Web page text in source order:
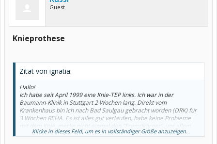
Guest
Knieprothese
Zitat von ignatia:
Hallo!
Ich habe seit April 1999 eine Knie-TEP links. Ich war in der
Baumann-Klinik in Stuttgart 2 Wochen lang. Direkt vom
Krankenhaus bin ich nach Bad Saulgau gebracht worden (DRK) für
3 Wochen REHA. Es ist alles gut verlaufen, habe keine Probleme
mit dem Knie, merke nicht einmal den "Fremdkörper", vor allem
habe ich seit dem keine Schmerzen im Knie.
Klicke in dieses Feld, um es in vollständiger Größe anzuzeigen.